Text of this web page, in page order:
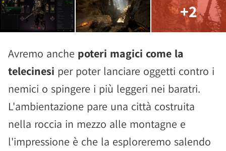
+2
Avremo anche poteri magici come la
telecinesi per poter lanciare oggetti contro i
nemici o spingere i più leggeri nei baratri.
L'ambientazione pare una città costruita
nella roccia in mezzo alle montagne e
l'impressione è che la esploreremo salendo